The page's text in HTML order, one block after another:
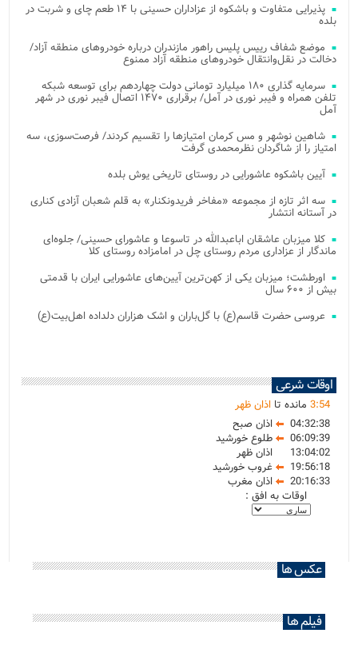
پذیرایی متفاوت و باشکوه از عزاداران حسینی با ۱۴ طعم چای و شربت در
بلده
موضع شفاف رییس پلیس راهور مازندران درباره خودروهای منطقه آزاد/
دخالت در نقل‌وانتقال خودروهای منطقه آزاد ممنوع
سرمایه گذاری ۱۸۰ میلیارد تومانی دولت چهاردهم برای توسعه شبکه
تلفن همراه و فیبر نوری در آمل/ برقراری ۱۴۷۰ اتصال فیبر نوری در شهر
آمل
شاهین نوشهر و مس کرمان امتیازها را تقسیم کردند/ فرصت‌سوزی، سه
امتیاز را از شاگردان نظرمحمدی گرفت
آیین باشکوه عاشورایی در روستای تاریخی یوش بلده
سه اثر تازه از مجموعه «مفاخر فریدونکنار» به قلم شعبان آزادی کناری
در آستانه انتشار
کلا میزبان عاشقان اباعبدالله در تاسوعا و عاشورای حسینی/ جلوه‌ای
ماندگار از عزاداری مردم روستای چل در امامزاده روستای کلا
اورطشت؛ میزبان یکی از کهن‌ترین آیین‌های عاشورایی ایران با قدمتی
بیش از ۶۰۰ سال
عروسی حضرت قاسم(ع) با گل‌باران و اشک هزاران دلداده اهل‌بیت(ع)
اوقات شرعی
3:54 مانده تااذان ظهر
04:32:38
اذان صبح
06:09:39
طلوع خورشید
13:04:02
اذان ظهر
19:56:18
غروب خورشید
20:16:33
اذان مغرب
اوقات به افق :
عکس ها
فیلم ها